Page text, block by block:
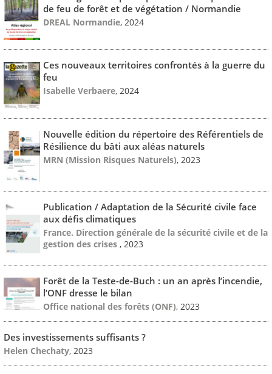
de feu de forêt et de végétation / Normandie
DREAL Normandie, 2024
Ces nouveaux territoires confrontés à la guerre du
feu
Isabelle Verbaere, 2024
Nouvelle édition du répertoire des Référentiels de
Résilience du bâti aux aléas naturels
MRN (Mission Risques Naturels), 2023
Publication / Adaptation de la Sécurité civile face
aux défis climatiques
France. Direction générale de la sécurité civile et de la
gestion des crises , 2023
Forêt de la Teste-de-Buch : un an après l’incendie,
l’ONF dresse le bilan
Office national des forêts (ONF), 2023
Des investissements suffisants ?
Helen Chechaty, 2023